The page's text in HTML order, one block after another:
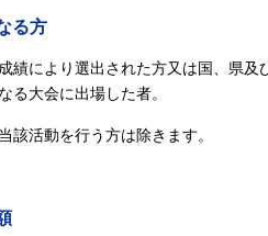
る方
績により選出された方又は国、県及
る大会に出場した者。
活動を行う方は除きます。